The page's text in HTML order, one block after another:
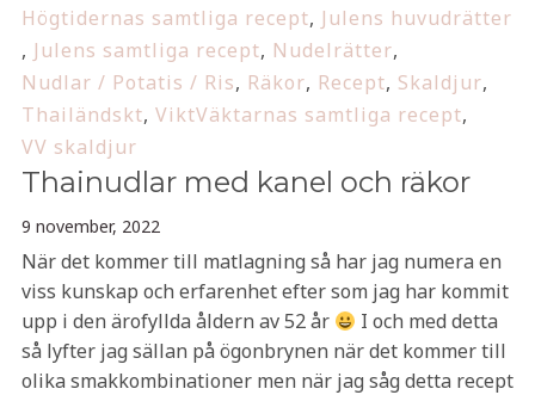
Högtidernas samtliga recept, Julens huvudrätter
, Julens samtliga recept, Nudelrätter,
Nudlar / Potatis / Ris, Räkor, Recept, Skaldjur,
Thailändskt, ViktVäktarnas samtliga recept,
VV skaldjur
Thainudlar med kanel och räkor
9 november, 2022
När det kommer till matlagning så har jag numera en
viss kunskap och erfarenhet efter som jag har kommit
upp i den ärofyllda åldern av 52 år
I och med detta
så lyfter jag sällan på ögonbrynen när det kommer till
olika smakkombinationer men när jag såg detta recept